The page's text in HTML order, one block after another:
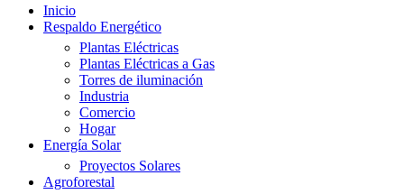
Inicio
Respaldo Energético
Plantas Eléctricas
Plantas Eléctricas a Gas
Torres de iluminación
Industria
Comercio
Hogar
Energía Solar
Proyectos Solares
Agroforestal